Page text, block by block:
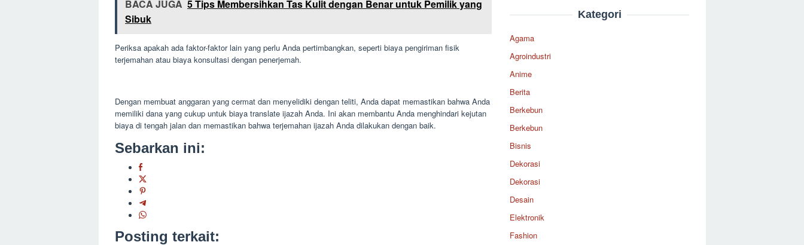
BACA JUGA 5 Tips Membersihkan Tas Kulit dengan Benar untuk Pemilik yang
Sibuk
Periksa apakah ada faktor-faktor lain yang perlu Anda pertimbangkan, seperti biaya pengiriman fisik
terjemahan atau biaya konsultasi dengan penerjemah.
Dengan membuat anggaran yang cermat dan menyelidiki dengan teliti, Anda dapat memastikan bahwa Anda
memiliki dana yang cukup untuk biaya translate ijazah Anda. Ini akan membantu Anda menghindari kejutan
biaya di tengah jalan dan memastikan bahwa terjemahan ijazah Anda dilakukan dengan baik.
Sebarkan ini:
Posting terkait:
Kategori
Agama
Agroindustri
Anime
Berita
Berkebun
Berkebun
Bisnis
Dekorasi
Dekorasi
Desain
Elektronik
Fashion